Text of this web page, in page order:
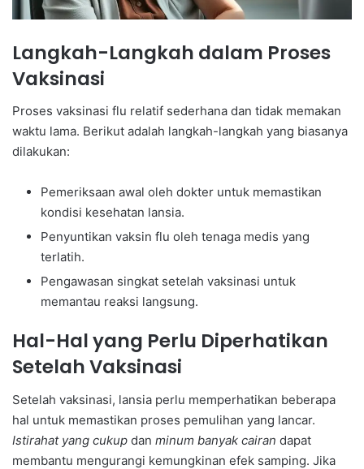
Langkah-Langkah dalam Proses
Vaksinasi
Proses vaksinasi flu relatif sederhana dan tidak memakan
waktu lama. Berikut adalah langkah-langkah yang biasanya
dilakukan:
Pemeriksaan awal oleh dokter untuk memastikan
kondisi kesehatan lansia.
Penyuntikan vaksin flu oleh tenaga medis yang
terlatih.
Pengawasan singkat setelah vaksinasi untuk
memantau reaksi langsung.
Hal-Hal yang Perlu Diperhatikan
Setelah Vaksinasi
Setelah vaksinasi, lansia perlu memperhatikan beberapa
hal untuk memastikan proses pemulihan yang lancar.
Istirahat yang cukup dan minum banyak cairan dapat
membantu mengurangi kemungkinan efek samping. Jika